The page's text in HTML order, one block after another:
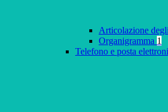
Articolazione
Organigramma 1
Telefono e posta